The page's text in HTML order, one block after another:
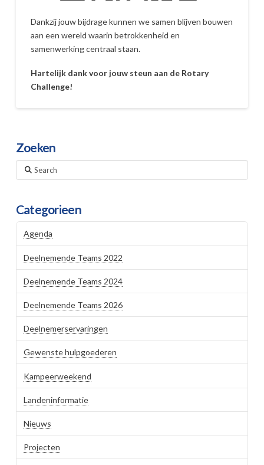
Dankzij jouw bijdrage kunnen we samen blijven bouwen
aan een wereld waarin betrokkenheid en
samenwerking centraal staan.
Hartelijk dank voor jouw steun aan de Rotary
Challenge!
Zoeken
Search
Categorieen
Agenda
Deelnemende Teams 2022
Deelnemende Teams 2024
Deelnemende Teams 2026
Deelnemerservaringen
Gewenste hulpgoederen
Kampeerweekend
Landeninformatie
Nieuws
Projecten